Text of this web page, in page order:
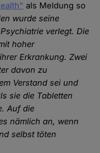
als Meldung so
wurde seine
verlegt. Die
hoher
Erkrankung. Zwei
davon zu
Verstand sei und
sie die Tabletten
Auf die
nämlich an, wenn
selbst töten